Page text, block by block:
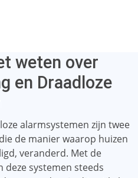
weten over
en Draadloze
alarmsystemen zijn twee
de manier waarop huizen
veranderd. Met de
deze systemen steeds